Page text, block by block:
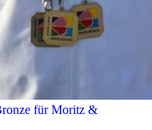
für Moritz &